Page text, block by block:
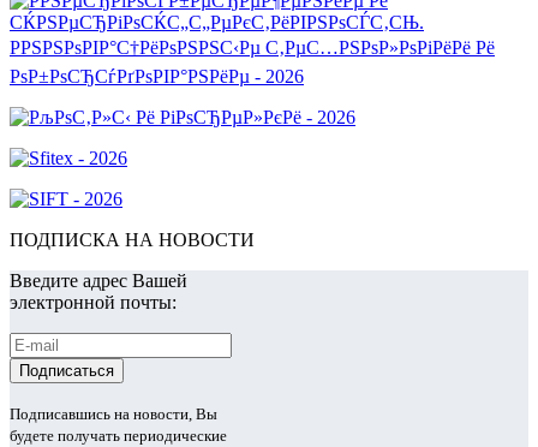
ПОДПИСКА НА НОВОСТИ
Введите адрес Вашей
электронной почты:
Подписавшись на новости, Вы
будете получать периодические